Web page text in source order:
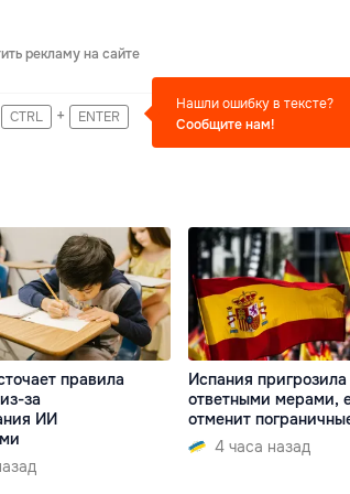
рекламу на сайте
CTRL + ENTER
Нашли ошибку в тексте?
Сообщите нам!
правила
за
ИИ
Испания
ответными мерами,
отменит
4 часа назад